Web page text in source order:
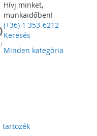
Hívj minket,
munkaidőben!
(+36) 1 353-6212
Keresés
Minden kategória
tartozék